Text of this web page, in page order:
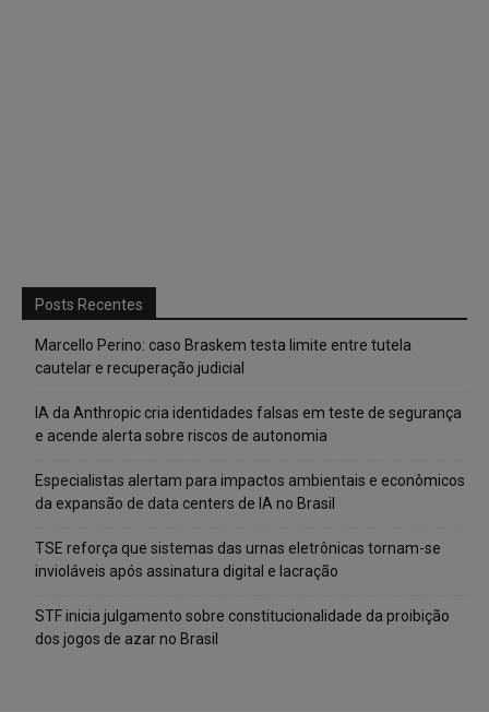
Posts Recentes
Marcello Perino: caso Braskem testa limite entre tutela
cautelar e recuperação judicial
IA da Anthropic cria identidades falsas em teste de segurança
e acende alerta sobre riscos de autonomia
Especialistas alertam para impactos ambientais e econômicos
da expansão de data centers de IA no Brasil
TSE reforça que sistemas das urnas eletrônicas tornam-se
invioláveis após assinatura digital e lacração
STF inicia julgamento sobre constitucionalidade da proibição
dos jogos de azar no Brasil